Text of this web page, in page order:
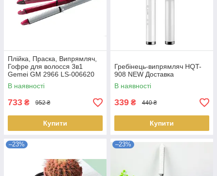
Плійка, Праска, Випрямляч,
Гофре для волосся 3в1
Gemei GM 2966 LS-006620
В наявності
733 ₴ 952 ₴
Купити
Гребінець-випрямляч HQT-
908 NEW Доставка
В наявності
339 ₴ 440 ₴
Купити
–23% –23%